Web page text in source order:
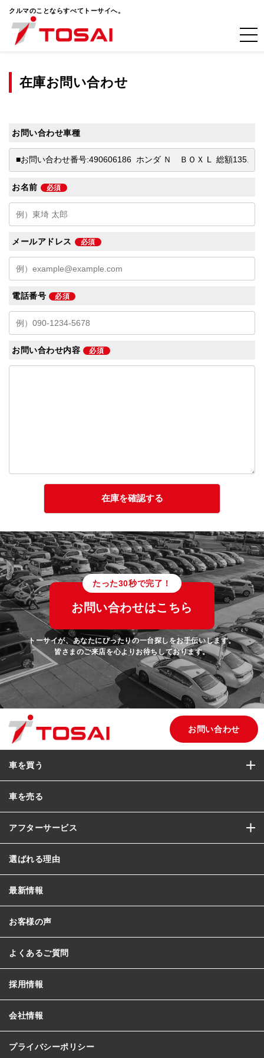
クルマのことならすべてトーサイへ。
在庫お問い合わせ
お問い合わせ車種
お名前 必須
メールアドレス 必須
電話番号 必須
お問い合わせ内容 必須
たった30秒で完了！
お問い合わせはこちら
トーサイが、あなたにぴったりの一台探しをお手伝いします。
皆さまのご来店を心よりお待ちしております。
お問い合わせ
車を買う
車を売る
アフターサービス
選ばれる理由
最新情報
お客様の声
よくあるご質問
採用情報
会社情報
プライバシーポリシー